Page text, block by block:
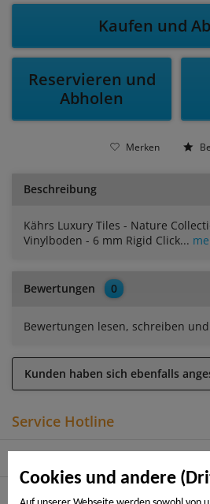
Cookies und andere
Kaufen und
Reservieren und
Abholen
Merken
Beschreibung
Kährs Luxury Tiles - Nature
Vinylboden - 6 mm Rigid Click...
Bewertungen 0
Bewertungen lesen, schreiben
Kunden haben sich ebenfalls
Service Hotline
Informationen